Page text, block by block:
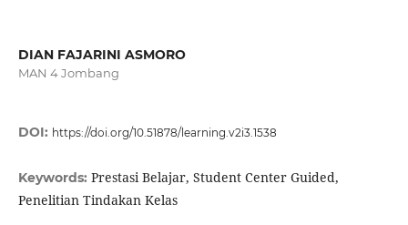
DIAN FAJARINI ASMORO
MAN 4 Jombang
DOI: https://doi.org/10.51878/learning.v2i3.1538
Keywords: Prestasi Belajar, Student Center Guided,
Penelitian Tindakan Kelas